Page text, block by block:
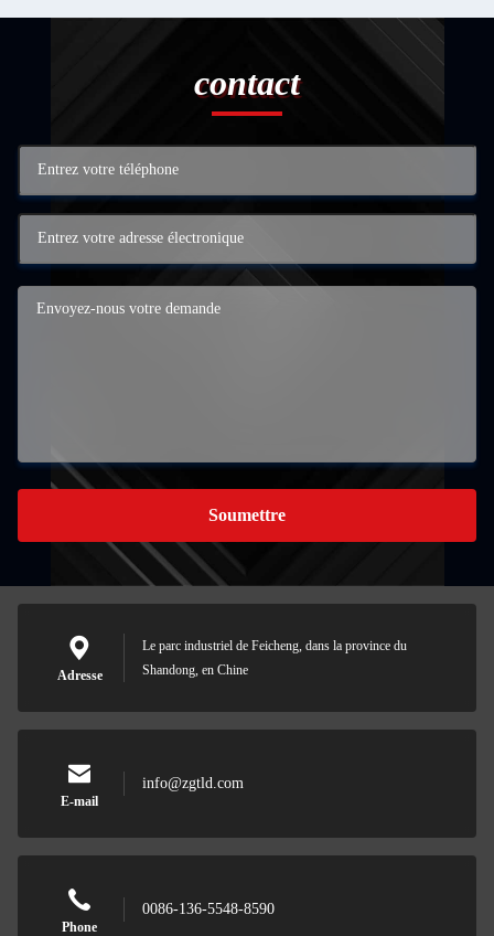
contact
Soumettre
Adresse
Le parc industriel de Feicheng, dans la province du
Shandong, en Chine
E-mail
info@zgtld.com
Phone
0086-136-5548-8590